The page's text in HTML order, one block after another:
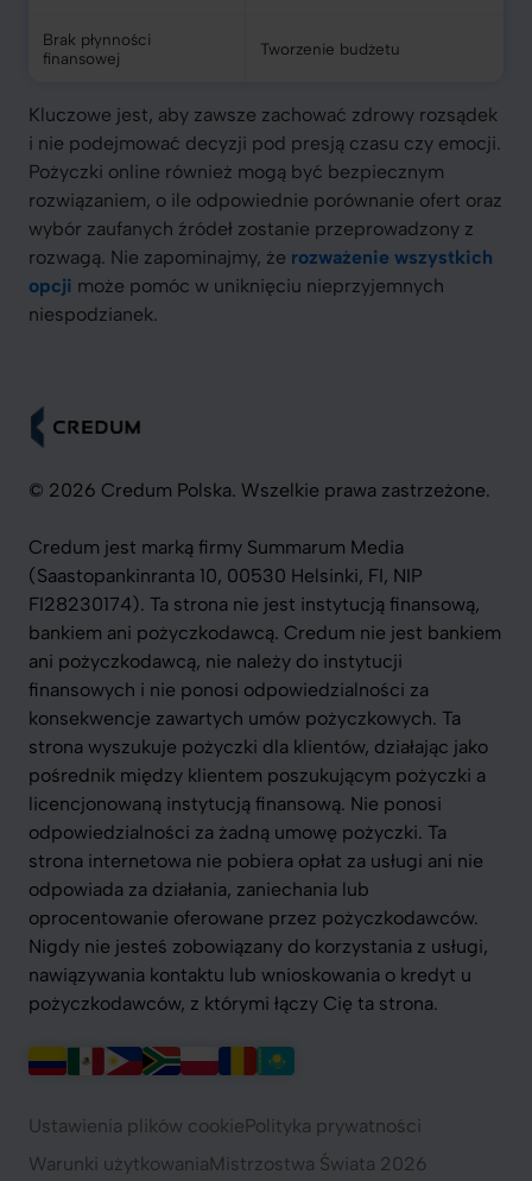
Brak płynności
finansowej
Tworzenie budżetu
Kluczowe jest, aby zawsze zachować zdrowy rozsądek
i nie podejmować decyzji pod presją czasu czy emocji.
Pożyczki online również mogą być bezpiecznym
rozwiązaniem, o ile odpowiednie porównanie ofert oraz
wybór zaufanych źródeł zostanie przeprowadzony z
rozwagą. Nie zapominajmy, że rozważenie wszystkich
opcji może pomóc w uniknięciu nieprzyjemnych
niespodzianek.
© 2026 Credum Polska. Wszelkie prawa zastrzeżone.
Credum jest marką firmy Summarum Media
(Saastopankinranta 10, 00530 Helsinki, FI, NIP
FI28230174). Ta strona nie jest instytucją finansową,
bankiem ani pożyczkodawcą. Credum nie jest bankiem
ani pożyczkodawcą, nie należy do instytucji
finansowych i nie ponosi odpowiedzialności za
konsekwencje zawartych umów pożyczkowych. Ta
strona wyszukuje pożyczki dla klientów, działając jako
pośrednik między klientem poszukującym pożyczki a
licencjonowaną instytucją finansową. Nie ponosi
odpowiedzialności za żadną umowę pożyczki. Ta
strona internetowa nie pobiera opłat za usługi ani nie
odpowiada za działania, zaniechania lub
oprocentowanie oferowane przez pożyczkodawców.
Nigdy nie jesteś zobowiązany do korzystania z usługi,
nawiązywania kontaktu lub wnioskowania o kredyt u
pożyczkodawców, z którymi łączy Cię ta strona.
Ustawienia plików cookiePolityka prywatności
Warunki użytkowaniaMistrzostwa Świata 2026